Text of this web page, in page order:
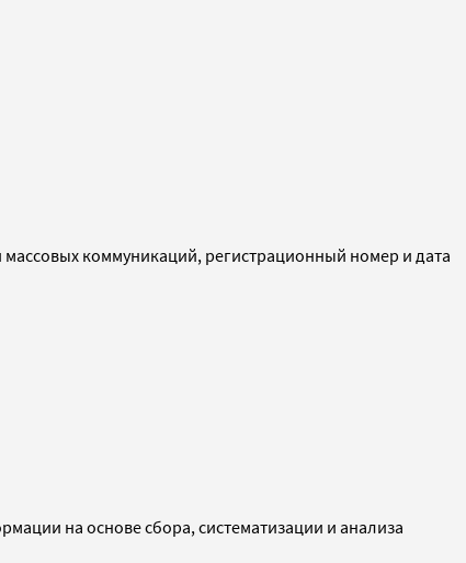
коммуникаций, регистрационный номер и дата
на основе сбора, систематизации и анализа